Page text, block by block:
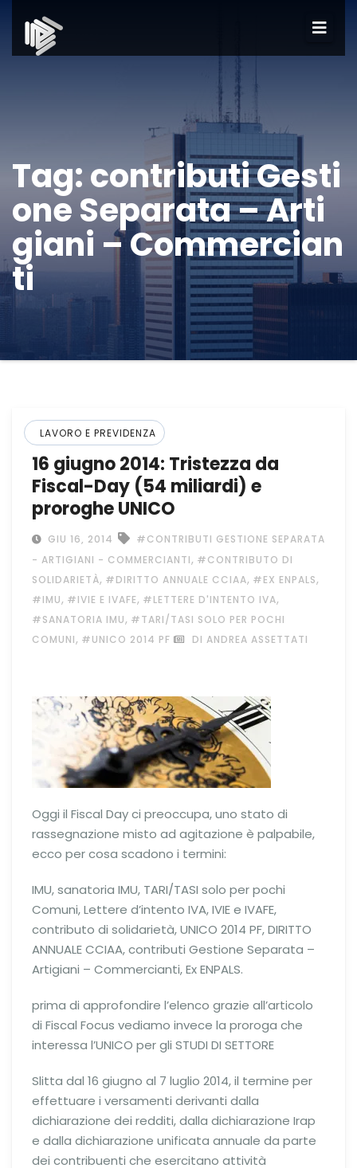
Tag:contributi Gesti
one Separata – Arti
giani – Commercian
ti
LAVORO E PREVIDENZA
16 giugno 2014: Tristezza da
Fiscal-Day (54 miliardi) e
proroghe UNICO
GIU 16, 2014
#CONTRIBUTI GESTIONE SEPARATA
- ARTIGIANI - COMMERCIANTI, #CONTRIBUTO DI
SOLIDARIETÀ, #DIRITTO ANNUALE CCIAA, #EX ENPALS,
#IMU, #IVIE E IVAFE, #LETTERE D'INTENTO IVA,
#SANATORIA IMU, #TARI/TASI SOLO PER POCHI
COMUNI, #UNICO 2014 PF DI ANDREA ASSETTATI
Oggi il Fiscal Day ci preoccupa, uno stato di
rassegnazione misto ad agitazione è palpabile,
ecco per cosa scadono i termini:
IMU, sanatoria IMU, TARI/TASI solo per pochi
Comuni, Lettere d’intento IVA, IVIE e IVAFE,
contributo di solidarietà, UNICO 2014 PF, DIRITTO
ANNUALE CCIAA, contributi Gestione Separata –
Artigiani – Commercianti, Ex ENPALS.
prima di approfondire l’elenco grazie all’articolo
di Fiscal Focus vediamo invece la proroga che
interessa l’UNICO per gli STUDI DI SETTORE
Slitta dal 16 giugno al 7 luglio 2014, il termine per
effettuare i versamenti derivanti dalla
dichiarazione dei redditi, dalla dichiarazione Irap
e dalla dichiarazione unificata annuale da parte
dei contribuenti che esercitano attività